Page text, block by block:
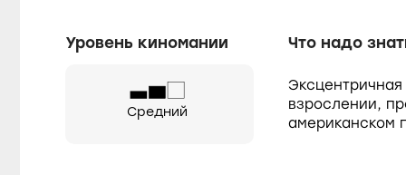
Уровень киномании Что надо
Средний
взрослении,
американском